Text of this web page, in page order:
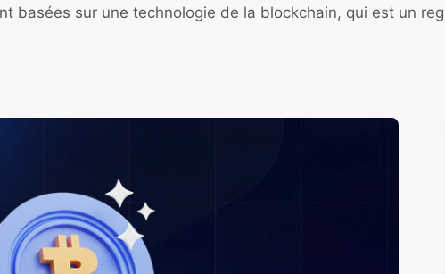
basées sur une technologie de la blockchain, qui est un